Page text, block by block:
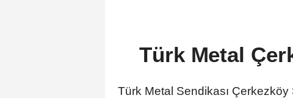
Türk Metal
Türk Metal Sendikası